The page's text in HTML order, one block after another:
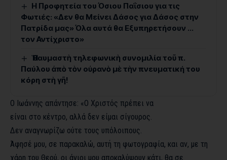
Η Προφητεία του Όσιου Παΐσιου για τις
Φωτιές: «Δεν θα Μείνει Δάσος για Δάσος στην
Πατρίδα μας» Όλα αυτά θα Εξυπηρετήσουν …
τον Αντίχριστο»
Ἡ θαυμαστὴ τηλεφωνικὴ συνομιλία τοῦ π.
Παύλου ἀπὸ τὸν οὐρανὸ μὲ τὴν πνευματική του
κόρη στὴ γῆ!
Ο Ιωάννης απάντησε: «Ο Χριστός πρέπει να
είναι στο κέντρο, αλλά δεν είμαι σίγουρος.
Δεν αναγνωρίζω ούτε τους υπόλοιπους.
Άφησέ μου, σε παρακαλώ, αυτή τη φωτογραφία, και αν, με τη
χάρη του Θεού, οι άγιοι μου αποκαλύψουν κάτι, θα σε